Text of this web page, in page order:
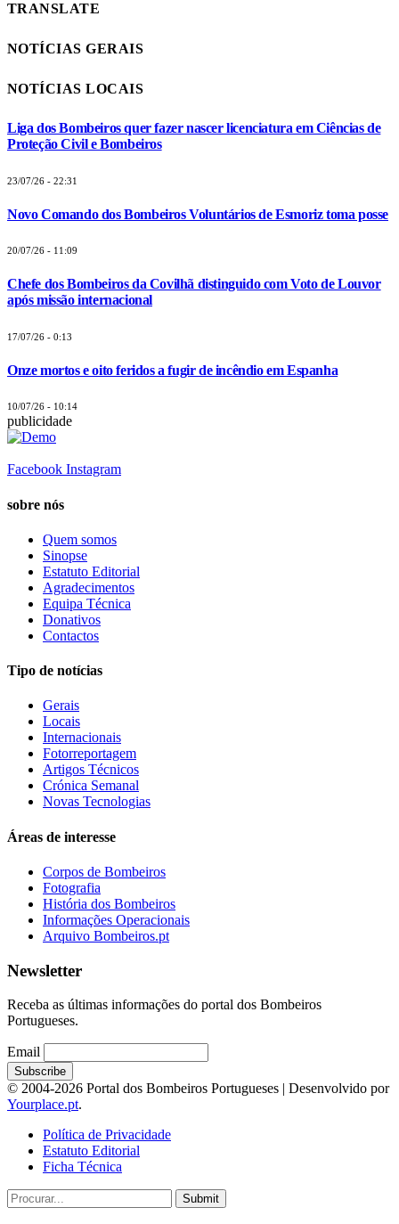
TRANSLATE
NOTÍCIAS GERAIS
NOTÍCIAS LOCAIS
Liga dos Bombeiros quer fazer nascer licenciatura em Ciências de
Proteção Civil e Bombeiros
23/07/26 - 22:31
Novo Comando dos Bombeiros Voluntários de Esmoriz toma posse
20/07/26 - 11:09
Chefe dos Bombeiros da Covilhã distinguido com Voto de Louvor
após missão internacional
17/07/26 - 0:13
Onze mortos e oito feridos a fugir de incêndio em Espanha
10/07/26 - 10:14
publicidade
Facebook Instagram
sobre nós
Quem somos
Sinopse
Estatuto Editorial
Agradecimentos
Equipa Técnica
Donativos
Contactos
Tipo de notícias
Gerais
Locais
Internacionais
Fotorreportagem
Artigos Técnicos
Crónica Semanal
Novas Tecnologias
Áreas de interesse
Corpos de Bombeiros
Fotografia
História dos Bombeiros
Informações Operacionais
Arquivo Bombeiros.pt
Newsletter
Receba as últimas informações do portal dos Bombeiros
Portugueses.
Email
© 2004-2026 Portal dos Bombeiros Portugueses | Desenvolvido por
Yourplace.pt.
Política de Privacidade
Estatuto Editorial
Ficha Técnica
Submit